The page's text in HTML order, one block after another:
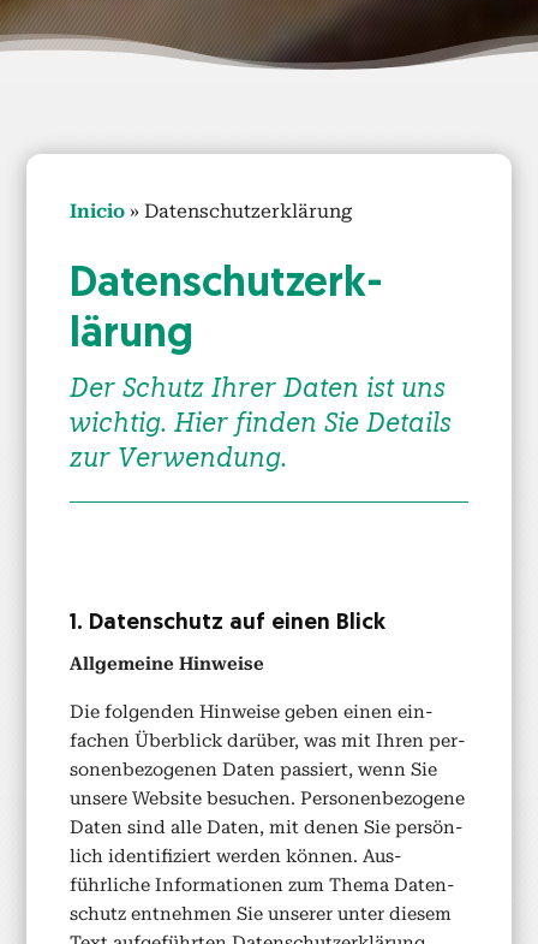
Ini­cio »Daten­schutzerk­lärung
Daten­schutzerk­
lärung
Der Schutz Ihrer Dat­en ist uns
wichtig. Hier find­en Sie Details
zur Ver­wen­dung.
1. Daten­schutz auf einen Blick
All­ge­meine Hin­weise
Die fol­gen­den Hin­weise geben einen ein­
fachen Überblick darüber, was mit Ihren per­
so­n­en­be­zo­ge­nen Dat­en passiert, wenn Sie
unsere Web­site besuchen. Per­so­n­en­be­zo­gene
Dat­en sind alle Dat­en, mit denen Sie per­sön­
lich iden­ti­fiziert wer­den kön­nen. Aus­
führliche Infor­ma­tio­nen zum The­ma Daten­
schutz ent­nehmen Sie unser­er unter diesem